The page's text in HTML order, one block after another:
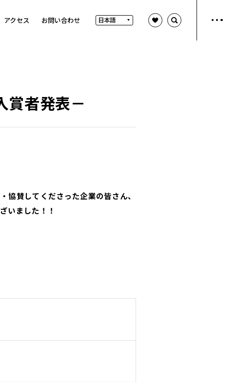
アクセス お問い合わせ
賞者発表－
協賛してくださった企業の皆さん、
いました！！